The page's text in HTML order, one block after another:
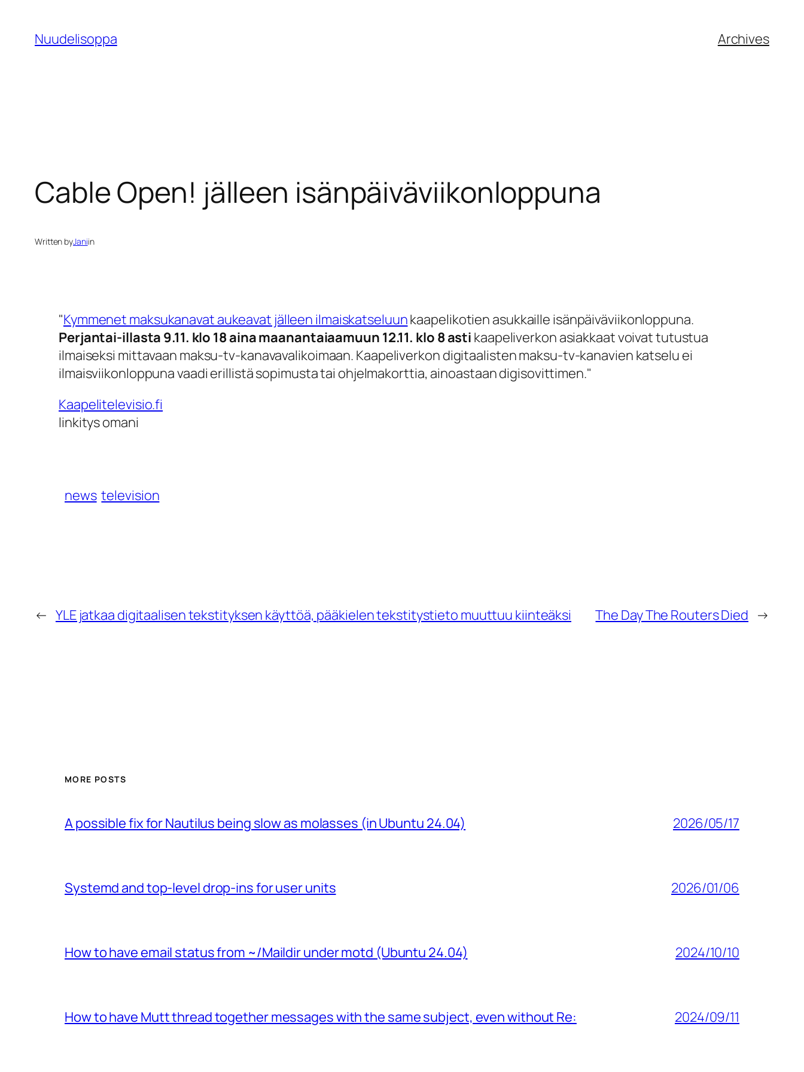
content
Nuudelisoppa Archives
Cable Open! jälleen isänpäiväviikonloppuna
Written byJaniin
Kymmenet maksukanavat aukeavat jälleen ilmaiskatseluunkaapelikotien asukkaille isänpäiväviikonloppuna.
Perjantai-illasta 9.11. klo 18 aina maanantaiaamuun 12.11. klo 8 asti kaapeliverkon asiakkaat voivat tutustua
ilmaiseksi mittavaan maksu-tv-kanavavalikoimaan. Kaapeliverkon digitaalisten maksu-tv-kanavien katselu ei
ilmaisviikonloppuna vaadi erillistä sopimusta tai ohjelmakorttia, ainoastaan digisovittimen.
Kaapelitelevisio.fi
linkitys omani
news television
← YLE jatkaa digitaalisen tekstityksen käyttöä, pääkielen tekstitystieto muuttuu kiinteäksi The Day The Routers Died →
MORE POSTS
A possible fix for Nautilus being slow as molasses (in Ubuntu 24.04) 2026/05/17
Systemd and top-level drop-ins for user units 2026/01/06
How to have email status from ~/Maildir under motd (Ubuntu 24.04) 2024/10/10
How to have Mutt thread together messages with the same subject, even without Re: 2024/09/11